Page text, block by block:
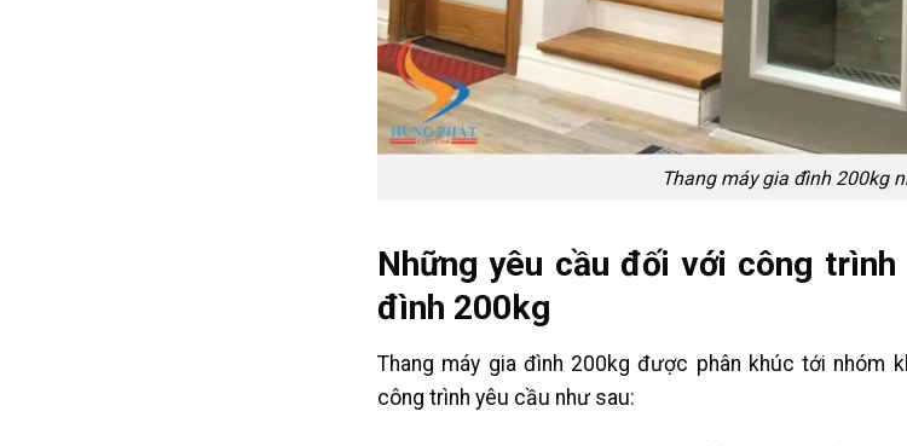
Thang máy gia đình 200kg
Những yêu cầu đối với công
đình 200kg
Thang máy gia đình 200kg được phân khúc tới nhóm
công trình yêu cầu như sau: